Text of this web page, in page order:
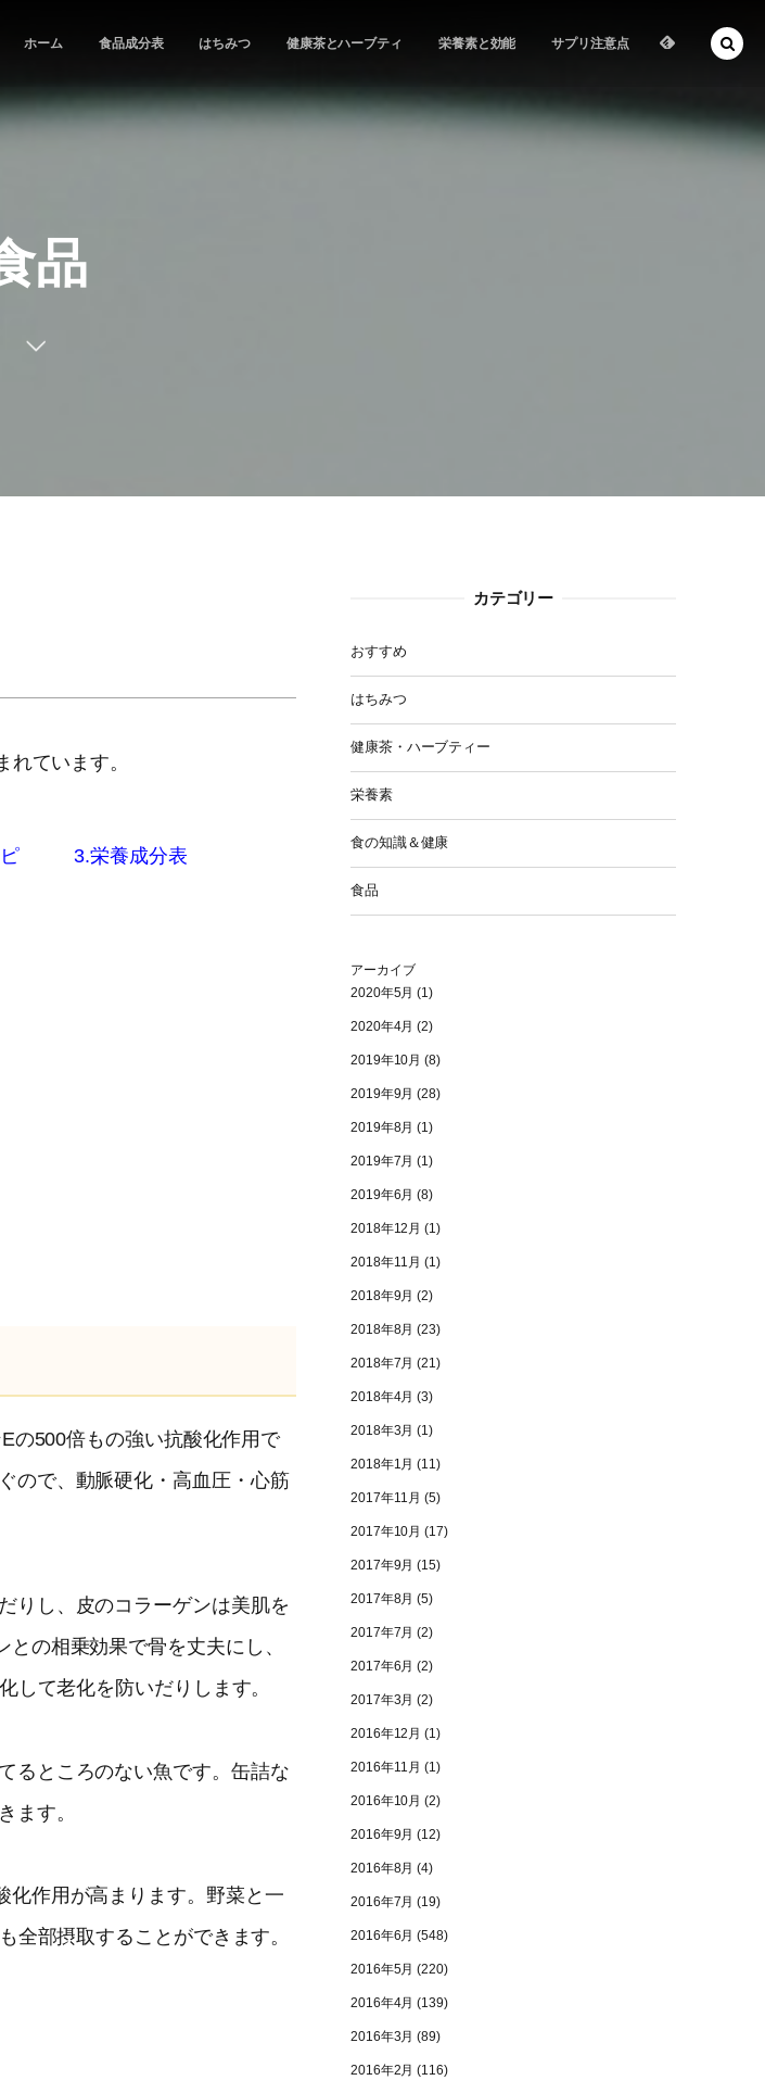
ホーム 食品成分表 はちみつ 健康茶とハーブティ 栄養素と効能 サプリ注意点
品
ています。
3.栄養成分表
の500倍もの強い抗酸化作用で
ので、動脈硬化・高血圧・心筋
りし、皮のコラーゲンは美肌を
の相乗効果で骨を丈夫にし、
して老化を防いだりします。
るところのない魚です。缶詰な
ます。
化作用が高まります。野菜と一
全部摂取することができます。
カテゴリー
おすすめ
はちみつ
健康茶・ハーブティー
栄養素
食の知識＆健康
食品
アーカイブ
2020年5月 (1)
2020年4月 (2)
2019年10月 (8)
2019年9月 (28)
2019年8月 (1)
2019年7月 (1)
2019年6月 (8)
2018年12月 (1)
2018年11月 (1)
2018年9月 (2)
2018年8月 (23)
2018年7月 (21)
2018年4月 (3)
2018年3月 (1)
2018年1月 (11)
2017年11月 (5)
2017年10月 (17)
2017年9月 (15)
2017年8月 (5)
2017年7月 (2)
2017年6月 (2)
2017年3月 (2)
2016年12月 (1)
2016年11月 (1)
2016年10月 (2)
2016年9月 (12)
2016年8月 (4)
2016年7月 (19)
2016年6月 (548)
2016年5月 (220)
2016年4月 (139)
2016年3月 (89)
2016年2月 (116)